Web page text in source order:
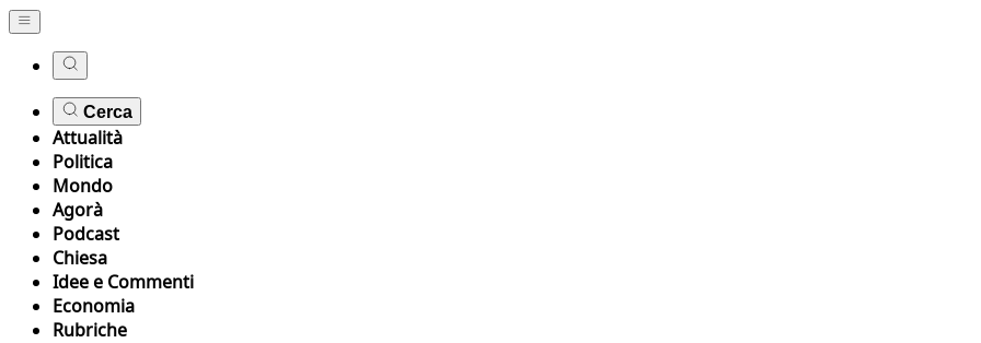
Cerca
Attualità
Politica
Mondo
Agorà
Podcast
Chiesa
Idee e Commenti
Economia
Rubriche